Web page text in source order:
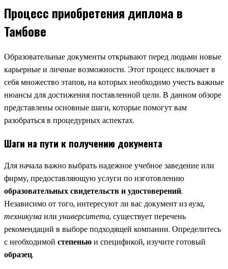
Процесс приобретения диплома в
Тамбове
Образовательные документы открывают перед людьми новые
карьерные и личные возможности. Этот процесс включает в
себя множество этапов, на которых необходимо учесть важные
нюансы для достижения поставленной цели. В данном обзоре
представлены основные шаги, которые помогут вам
разобраться в процедурных аспектах.
Шаги на пути к получению документа
Для начала важно выбрать надежное учебное заведение или
фирму, предоставляющую услуги по изготовлению
образовательных свидетельств и удостоверений.
Независимо от того, интересуют ли вас документ извуза,
техникумаили университета, существует перечень
рекомендаций в выборе подходящей компании. Определитесь
с необходимой степеньюи спецификой, изучите готовый
образец.